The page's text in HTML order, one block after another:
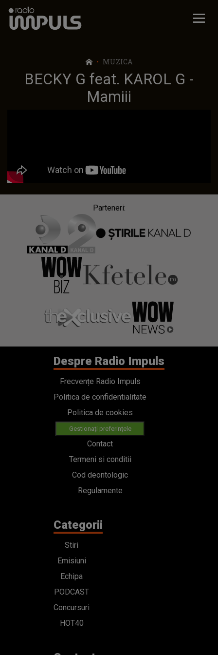
Radio Impuls
MUZICA
BECKY G feat. KAROL G -
Mamiii
Parteneri:
Despre Radio Impuls
Frecvențe Radio Impuls
Politica de confidentialitate
Politica de cookies
Gestionați preferințele
Contact
Termeni si conditii
Cod deontologic
Regulamente
Categorii
Stiri
Emisiuni
Echipa
PODCAST
Concursuri
HOT40